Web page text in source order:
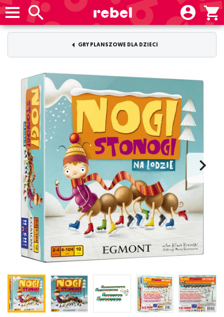
GRY PLANSZOWE DLA DZIECI